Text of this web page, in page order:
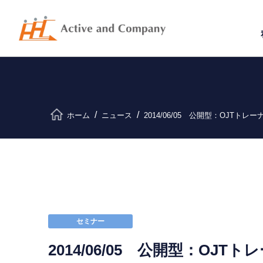
ホーム ニュース 2014/06/05 公開型：OJTトレーナ
セミナー
2014/06/05 公開型：OJTトレ